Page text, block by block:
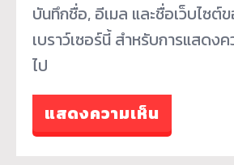
บันทึกชื่อ, อีเมล และชื่อเว็บไซต์
เบราว์เซอร์นี้ สำหรับการแสดง
ไป